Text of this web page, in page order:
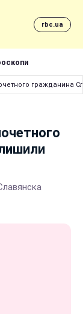
rbc.ua
гражданина